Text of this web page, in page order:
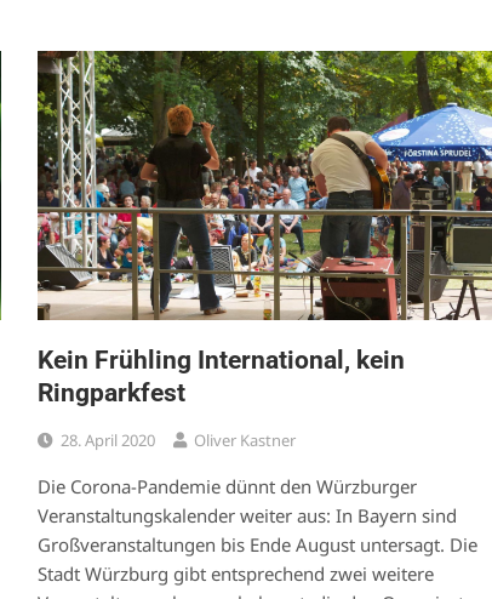
Kein Frühling International, kein
Ringparkfest
28. April 2020 Oliver Kastner
Die Corona-Pandemie dünnt den Würzburger
Veranstaltungskalender weiter aus: In Bayern sind
Großveranstaltungen bis Ende August untersagt. Die
Stadt Würzburg gibt entsprechend zwei weitere